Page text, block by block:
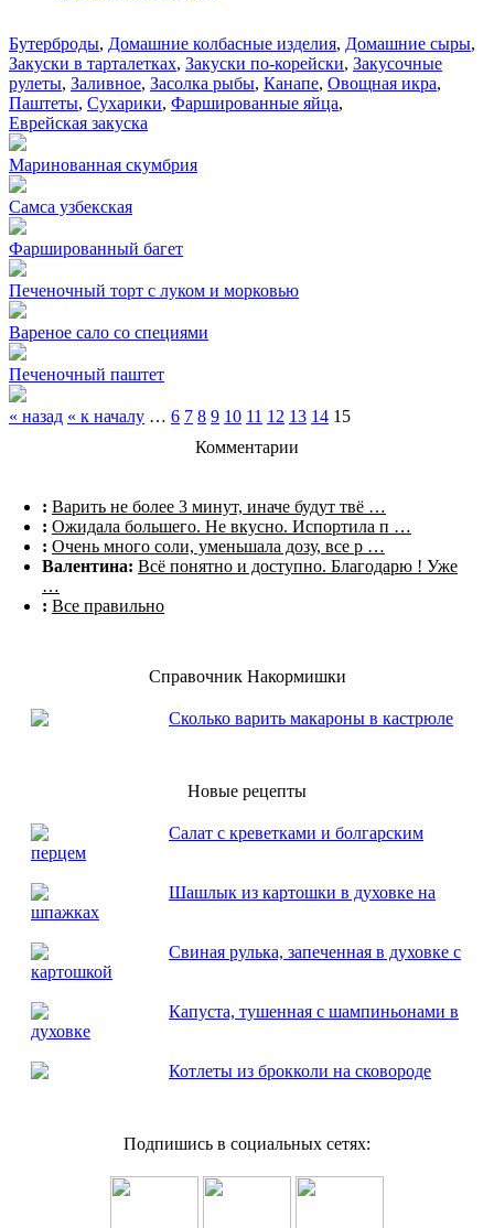
Бутерброды, Домашние колбасные изделия, Домашние сыры,
Закуски в тарталетках, Закуски по-корейски, Закусочные
рулеты, Заливное, Засолка рыбы, Канапе, Овощная икра,
Паштеты, Сухарики, Фаршированные яйца,
Еврейская закуска
Маринованная скумбрия
Самса узбекская
Фаршированный багет
Печеночный торт с луком и морковью
Вареное сало со специями
Печеночный паштет
« назад « к началу … 6 7 8 9 10 11 12 13 14 15
Комментарии
: Варить не более 3 минут, иначе будут твё …
: Ожидала большего. Не вкусно. Испортила п …
: Очень много соли, уменьшала дозу, все р …
Валентина: Всё понятно и доступно. Благодарю ! Уже
…
: Все правильно
Справочник Накормишки
Сколько варить макароны в кастрюле
Новые рецепты
Салат с креветками и болгарским
перцем
Шашлык из картошки в духовке на
шпажках
Свиная рулька, запеченная в духовке с
картошкой
Капуста, тушенная с шампиньонами в
духовке
Котлеты из брокколи на сковороде
Подпишись в социальных сетях: